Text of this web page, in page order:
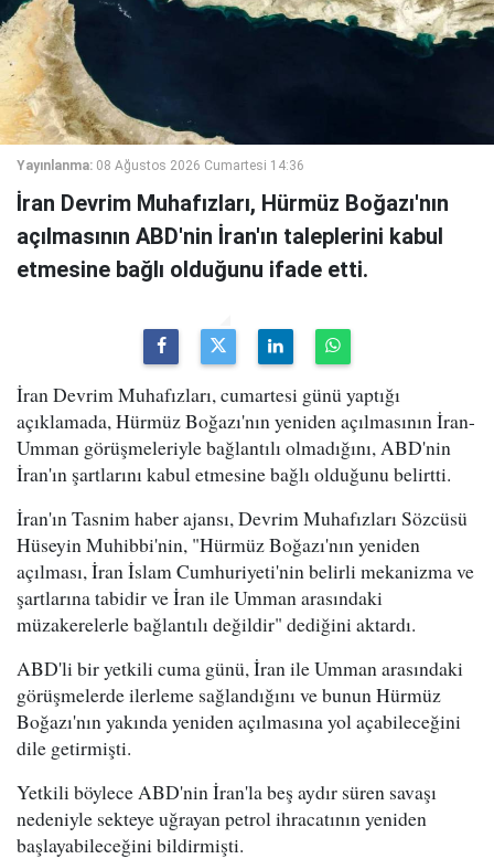
Yayınlanma: 08 Ağustos 2026 Cumartesi 14:36
İran Devrim Muhafızları, Hürmüz Boğazı'nın
açılmasının ABD'nin İran'ın taleplerini kabul
etmesine bağlı olduğunu ifade etti.
İran Devrim Muhafızları, cumartesi günü yaptığı
açıklamada, Hürmüz Boğazı'nın yeniden açılmasının İran-
Umman görüşmeleriyle bağlantılı olmadığını, ABD'nin
İran'ın şartlarını kabul etmesine bağlı olduğunu belirtti.
İran'ın Tasnim haber ajansı, Devrim Muhafızları Sözcüsü
Hüseyin Muhibbi'nin, "Hürmüz Boğazı'nın yeniden
açılması, İran İslam Cumhuriyeti'nin belirli mekanizma ve
şartlarına tabidir ve İran ile Umman arasındaki
müzakerelerle bağlantılı değildir" dediğini aktardı.
ABD'li bir yetkili cuma günü, İran ile Umman arasındaki
görüşmelerde ilerleme sağlandığını ve bunun Hürmüz
Boğazı'nın yakında yeniden açılmasına yol açabileceğini
dile getirmişti.
Yetkili böylece ABD'nin İran'la beş aydır süren savaşı
nedeniyle sekteye uğrayan petrol ihracatının yeniden
başlayabileceğini bildirmişti.